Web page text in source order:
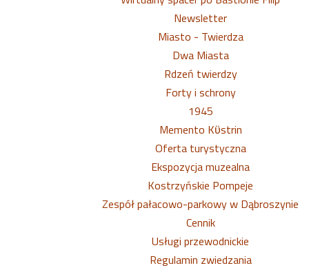
Newsletter
Miasto - Twierdza
Dwa Miasta
Rdzeń twierdzy
Forty i schrony
1945
Memento Kϋstrin
Oferta turystyczna
Ekspozycja muzealna
Kostrzyńskie Pompeje
Zespół pałacowo-parkowy w Dąbroszynie
Cennik
Usługi przewodnickie
Regulamin zwiedzania